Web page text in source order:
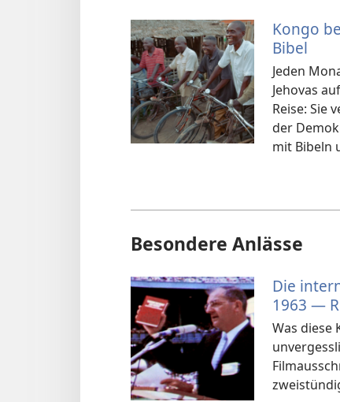
Kongo
Bibel
Jeden
Jehovas
Reise: Sie
der
mit Bibeln
Besondere Anlässe
Die
1963 —
Was diese